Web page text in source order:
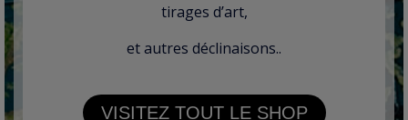
tirages d’art,
et autres déclinaisons..
VISITEZ TOUT LE SHOP